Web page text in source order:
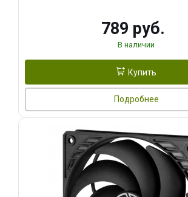
789 руб.
В наличии
Купить
Подробнее